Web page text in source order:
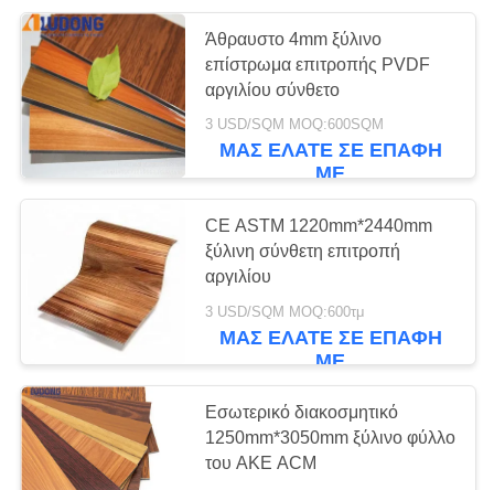
Αλεξίπυρη σύνθετη
επιτροπή αργιλίου
134
UV εκτυπώσιμη
σύνθετη επιτροπή
αργιλίου
Άθραυστο 4mm ξύλινο
επίστρωμα επιτροπής PVDF
αργιλίου σύνθετο
3 USD/SQM MOQ:600SQM
ΜΑΣ ΕΛΆΤΕ ΣΕ ΕΠΑΦΉ
ΜΕ
CE ASTM 1220mm*2440mm
ξύλινη σύνθετη επιτροπή
αργιλίου
3 USD/SQM MOQ:600τμ
ΜΑΣ ΕΛΆΤΕ ΣΕ ΕΠΑΦΉ
ΜΕ
Εσωτερικό διακοσμητικό
1250mm*3050mm ξύλινο φύλλο
του ΑΚΕ ACM